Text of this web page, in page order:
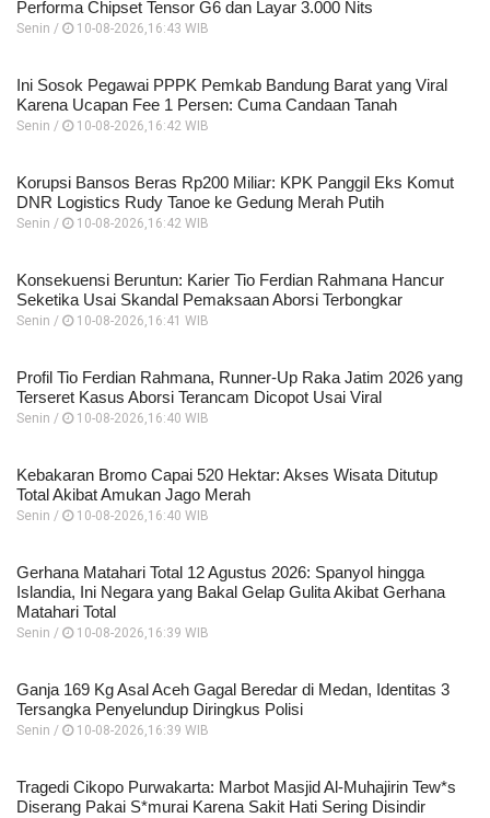
Performa Chipset Tensor G6 dan Layar 3.000 Nits
Senin / 10-08-2026,16:43 WIB
Ini Sosok Pegawai PPPK Pemkab Bandung Barat yang Viral
Karena Ucapan Fee 1 Persen: Cuma Candaan Tanah
Senin / 10-08-2026,16:42 WIB
Korupsi Bansos Beras Rp200 Miliar: KPK Panggil Eks Komut
DNR Logistics Rudy Tanoe ke Gedung Merah Putih
Senin / 10-08-2026,16:42 WIB
Konsekuensi Beruntun: Karier Tio Ferdian Rahmana Hancur
Seketika Usai Skandal Pemaksaan Aborsi Terbongkar
Senin / 10-08-2026,16:41 WIB
Profil Tio Ferdian Rahmana, Runner-Up Raka Jatim 2026 yang
Terseret Kasus Aborsi Terancam Dicopot Usai Viral
Senin / 10-08-2026,16:40 WIB
Kebakaran Bromo Capai 520 Hektar: Akses Wisata Ditutup
Total Akibat Amukan Jago Merah
Senin / 10-08-2026,16:40 WIB
Gerhana Matahari Total 12 Agustus 2026: Spanyol hingga
Islandia, Ini Negara yang Bakal Gelap Gulita Akibat Gerhana
Matahari Total
Senin / 10-08-2026,16:39 WIB
Ganja 169 Kg Asal Aceh Gagal Beredar di Medan, Identitas 3
Tersangka Penyelundup Diringkus Polisi
Senin / 10-08-2026,16:39 WIB
Tragedi Cikopo Purwakarta: Marbot Masjid Al-Muhajirin Tew*s
Diserang Pakai S*murai Karena Sakit Hati Sering Disindir